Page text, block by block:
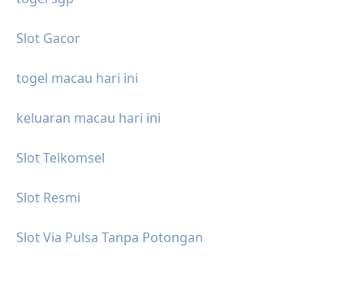
Slot Gacor
togel macau hari ini
keluaran macau hari ini
Slot Telkomsel
Slot Resmi
Slot Via Pulsa Tanpa Potongan